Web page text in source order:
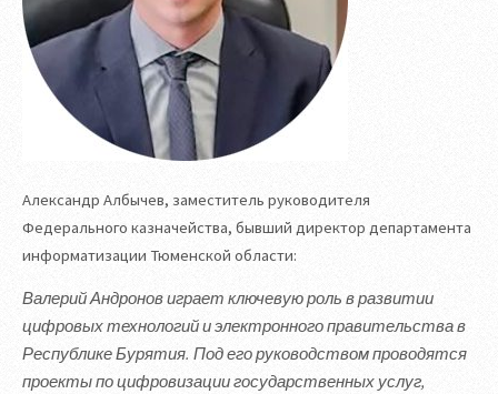
Александр Албычев, заместитель руководителя
Федерального казначейства, бывший директор департамента
информатизации Тюменской области:
Валерий Андронов играет ключевую роль в развитии
цифровых технологий и электронного правительства в
Республике Бурятия. Под его руководством проводятся
проекты по цифровизации государственных услуг,